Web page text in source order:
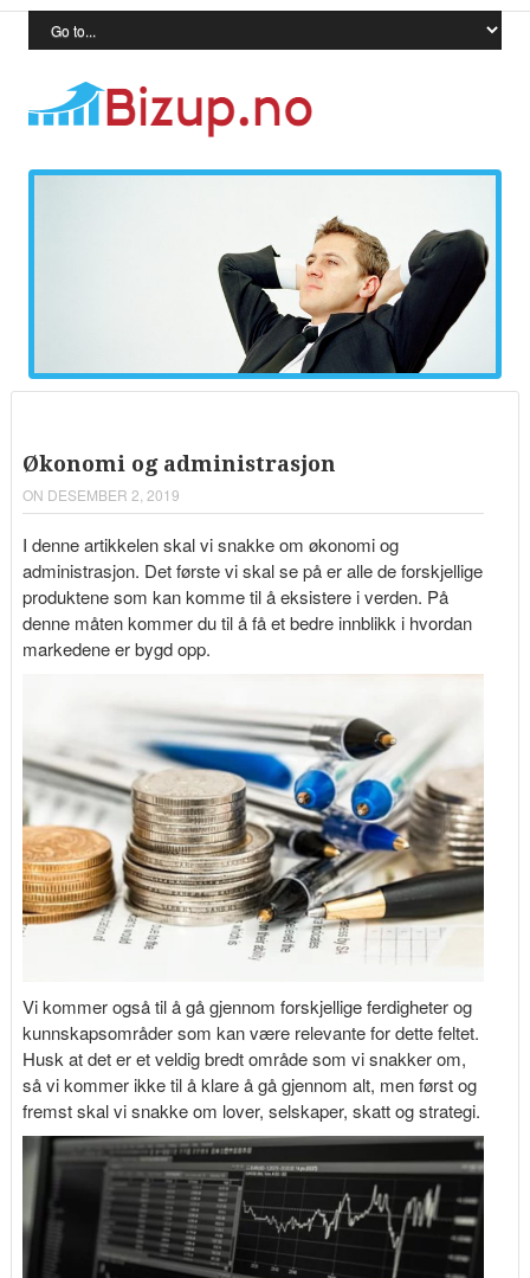
Økonomi og administrasjon
ON DESEMBER 2, 2019
I denne artikkelen skal vi snakke om økonomi og
administrasjon. Det første vi skal se på er alle de forskjellige
produktene som kan komme til å eksistere i verden. På
denne måten kommer du til å få et bedre innblikk i hvordan
markedene er bygd opp.
Vi kommer også til å gå gjennom forskjellige ferdigheter og
kunnskapsområder som kan være relevante for dette feltet.
Husk at det er et veldig bredt område som vi snakker om,
så vi kommer ikke til å klare å gå gjennom alt, men først og
fremst skal vi snakke om lover, selskaper, skatt og strategi.